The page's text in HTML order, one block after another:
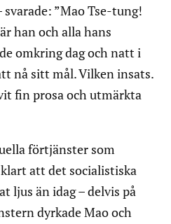
”Mao Tse-tung!
han och alla hans
omkring dag och natt i
nå sitt mål. Vilken insats.
fin prosa och utmärkta
förtjänster som
att det socialistiska
ljus än idag – delvis på
dyrkade Mao och